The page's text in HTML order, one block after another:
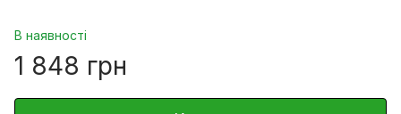
В наявності
1 848 грн